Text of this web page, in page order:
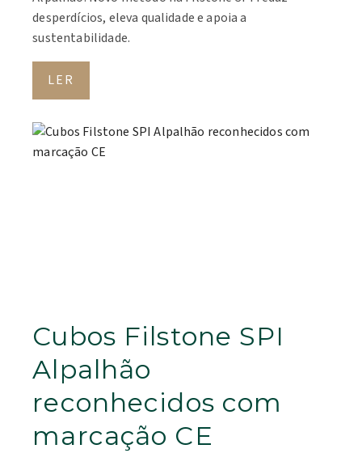
desperdícios, eleva qualidade e apoia a
sustentabilidade.
LER
Cubos Filstone SPI
Alpalhão
reconhecidos com
marcação CE